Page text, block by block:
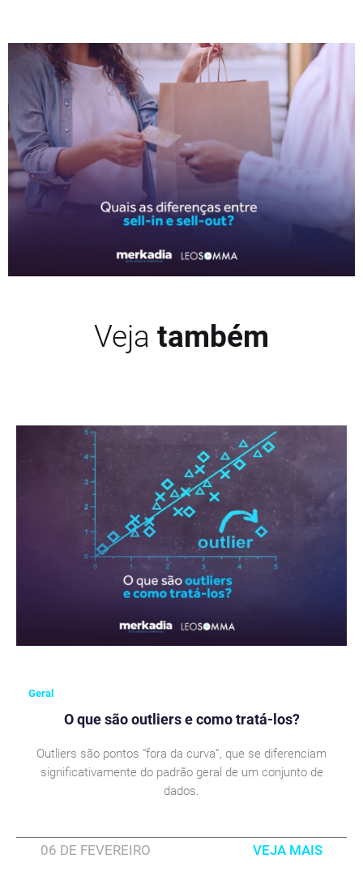
Veja também
Geral
O que são outliers e como tratá-los?
Outliers são pontos “fora da curva”, que se diferenciam
significativamente do padrão geral de um conjunto de
dados.
06 DE FEVEREIRO VEJA MAIS